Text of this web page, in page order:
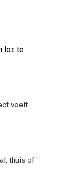
los te
voelt
thuis of